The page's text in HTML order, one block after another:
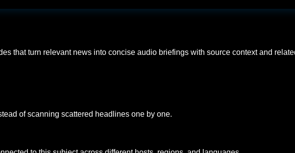
that turn relevant news into concise audio briefings with source context and
of scanning scattered headlines one by one.